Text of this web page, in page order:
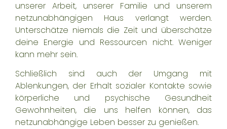
unserer Arbeit, unserer Familie und unserem
netzunabhängigen Haus verlangt werden.
Unterschätze niemals die Zeit und überschätze
deine Energie und Ressourcen nicht. Weniger
kann mehr sein.
Schließlich sind auch der Umgang mit
Ablenkungen, der Erhalt sozialer Kontakte sowie
körperliche und psychische Gesundheit
Gewohnheiten, die uns helfen können, das
netzunabhängige Leben besser zu genießen.